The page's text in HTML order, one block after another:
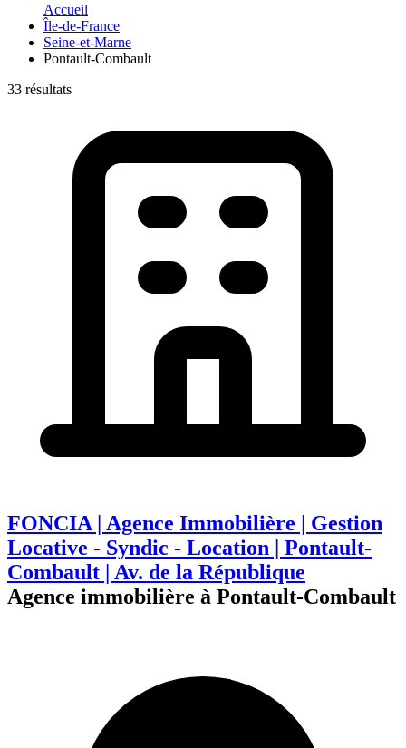
Accueil
Île-de-France
Seine-et-Marne
Pontault-Combault
33 résultats
FONCIA | Agence Immobilière | Gestion
Locative - Syndic - Location | Pontault-
Combault | Av. de la République
Agence immobilière à Pontault-Combault